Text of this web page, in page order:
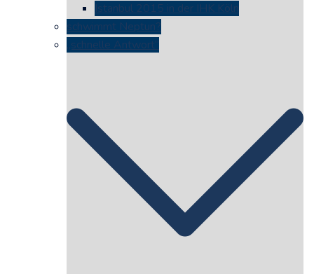
Istanbul 2015 in der IHK Köln
schwimmt Neptun?
„schnelle Antwort“